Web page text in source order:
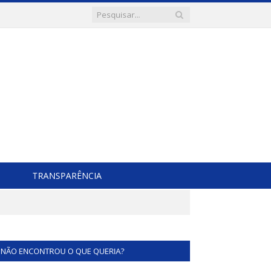
TRANSPARÊNCIA
NÃO ENCONTROU O QUE QUERIA?